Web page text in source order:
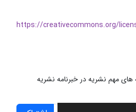
https://creativecommons.org/
های مهم نشریه در خبرنامه نشریه